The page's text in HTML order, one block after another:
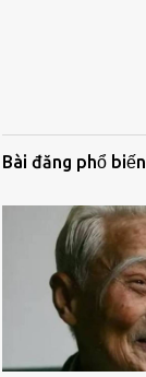
Bài đăng phổ biến